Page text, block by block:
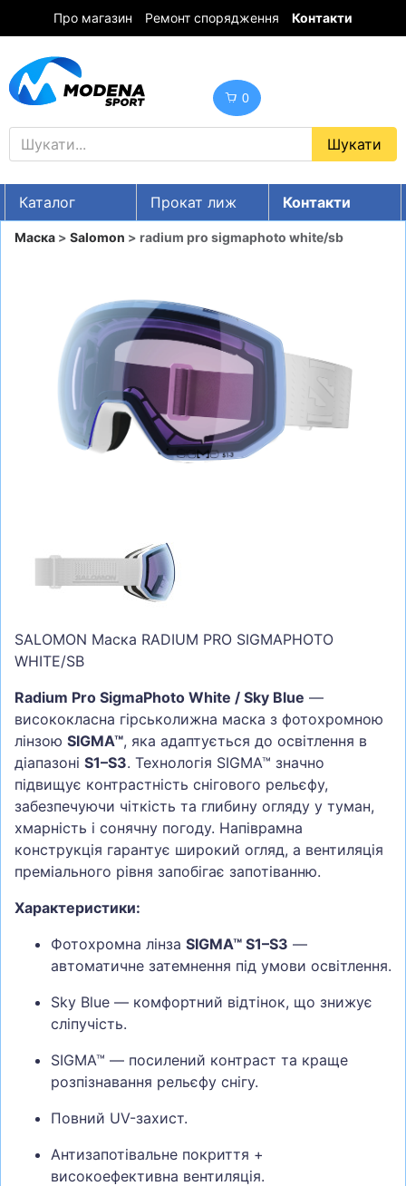
Про магазин Ремонт спорядження Контакти
0
Каталог Прокат лиж
Контакти
UA RU EN
ГІРСЬКІ ЛИЖІ
СНОУБОРДИ
ОДЯГ
ВЗУТТЯ
СУМКИ
ШОЛОМИ, ЗАХИСТ, ОКУЛЯРИ
САМОКАТИ
ТЕНІС, БАДМІНТОН
ТУРИЗМ
Маска > Salomon > radium pro sigmaphoto white/sb
SALOMON Маска RADIUM PRO SIGMAPHOTO
WHITE/SB
Radium Pro SigmaPhoto White / Sky Blue —
висококласна гірськолижна маска з фотохромною
лінзою SIGMA™, яка адаптується до освітлення в
діапазоні S1–S3. Технологія SIGMA™ значно
підвищує контрастність снігового рельєфу,
забезпечуючи чіткість та глибину огляду у туман,
хмарність і сонячну погоду. Напіврамна
конструкція гарантує широкий огляд, а вентиляція
преміального рівня запобігає запотіванню.
Характеристики:
Фотохромна лінза SIGMA™ S1–S3 —
автоматичне затемнення під умови освітлення.
Sky Blue — комфортний відтінок, що знижує
сліпучість.
SIGMA™ — посилений контраст та краще
розпізнавання рельєфу снігу.
Повний UV-захист.
Антизапотівальне покриття +
високоефективна вентиляція.